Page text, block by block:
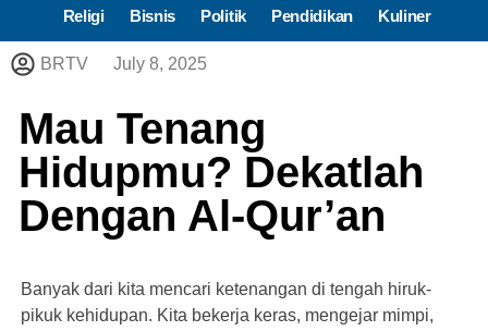
Religi
Bisnis Politik Pendidikan Kuliner
BRTV July 8, 2025
Mau Tenang
Hidupmu? Dekatlah
Dengan Al-Qur’an
Banyak dari kita mencari ketenangan di tengah hiruk-
pikuk kehidupan. Kita bekerja keras, mengejar mimpi,